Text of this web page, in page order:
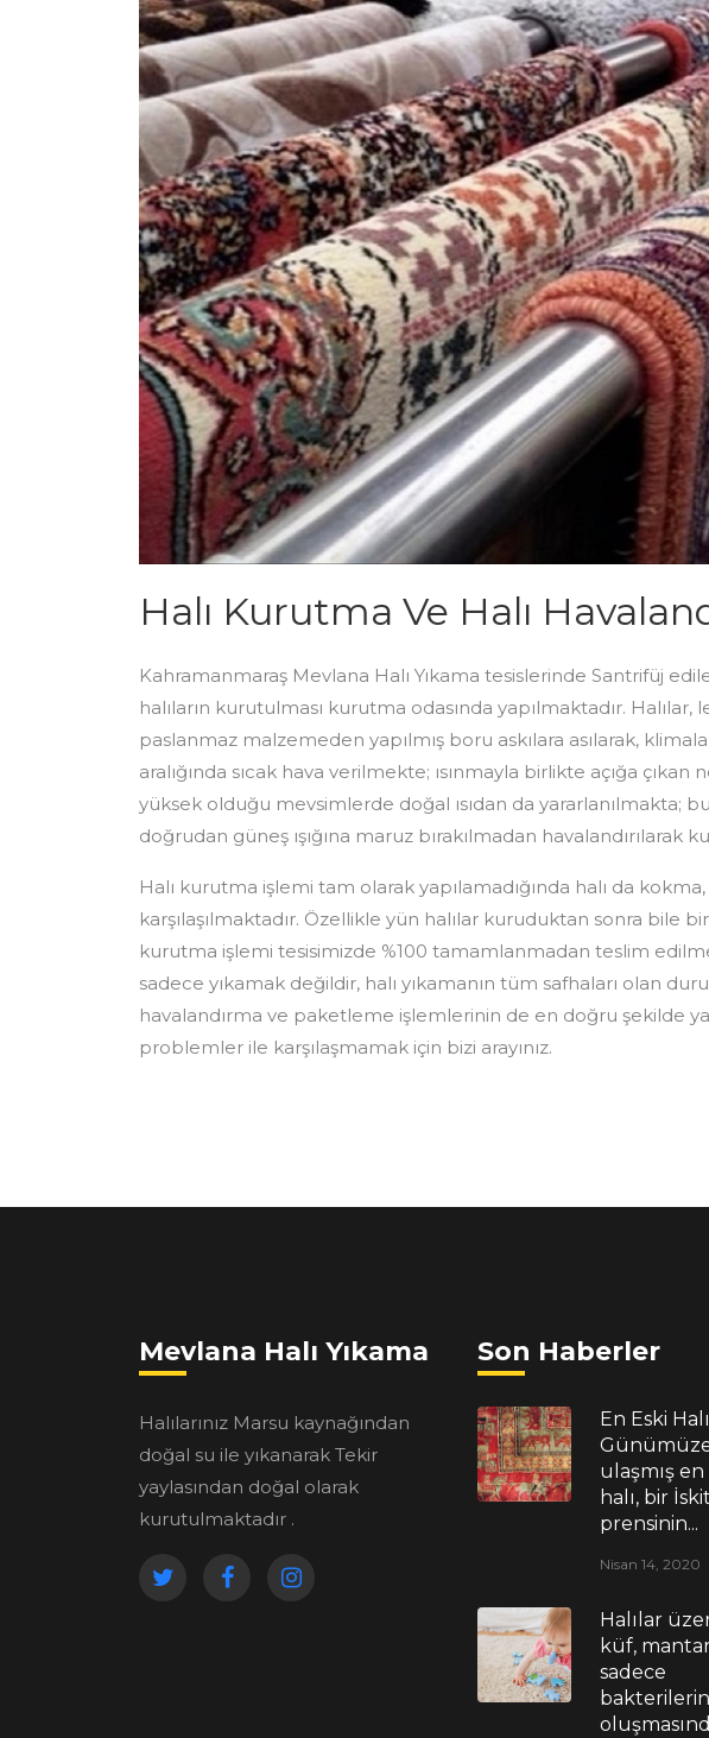
Halı Kurutma Ve Halı
Kahramanmaraş Mevlana Halı Yıkama tesislerinde Santrifüj
halıların kurutulması kurutma odasında yapılmaktadır. Halılar,
paslanmaz malzemeden yapılmış boru askılara asılarak,
aralığında sıcak hava verilmekte; ısınmayla birlikte açığa
yüksek olduğu mevsimlerde doğal ısıdan da yararlanılmakta;
doğrudan güneş ışığına maruz bırakılmadan havalandırılarak
Halı kurutma işlemi tam olarak yapılamadığında halı da
karşılaşılmaktadır. Özellikle yün halılar kuruduktan sonra bile bir
kurutma işlemi tesisimizde %100 tamamlanmadan teslim
sadece yıkamak değildir, halı yıkamanın tüm safhaları olan
havalandırma ve paketleme işlemlerinin de en doğru şekilde
problemler ile karşılaşmamak için bizi arayınız.
Mevlana Halı Yıkama
Halılarınız Marsu kaynağından
doğal su ile yıkanarak Tekir
yaylasından doğal olarak
kurutulmaktadır .
Son Haberler
En Eski Halı
ulaşmış en
halı, bir İskit
prensinin...
Nisan 14, 2020
Halılar
küf,
sadece
bakterilerin